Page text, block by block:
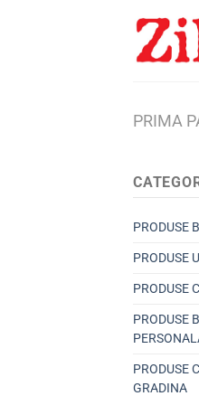
PRIMA
PRODUSE
PRODUSE
PRODUSE
PRODUSE
PRODUSE
GRADINA